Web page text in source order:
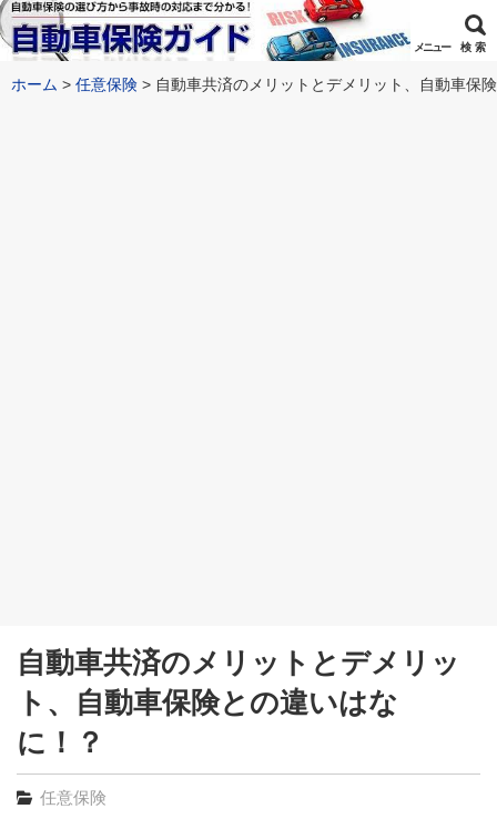
メニュー 検 索
ホーム 任意保険 自動車共済のメリットとデメリット、自動車保
自動車共済のメリットとデメリッ
ト、自動車保険との違いはな
に！？
任意保険